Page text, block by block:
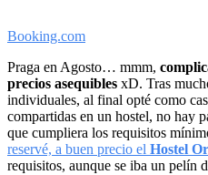
Booking.com
Praga en Agosto… mmm,
precios asequibles xD. Tras
individuales, al final opté como
compartidas en un hostel, no hay
que cumpliera los requisitos
reservé, a buen precio el Hostel
requisitos, aunque se iba un pelín